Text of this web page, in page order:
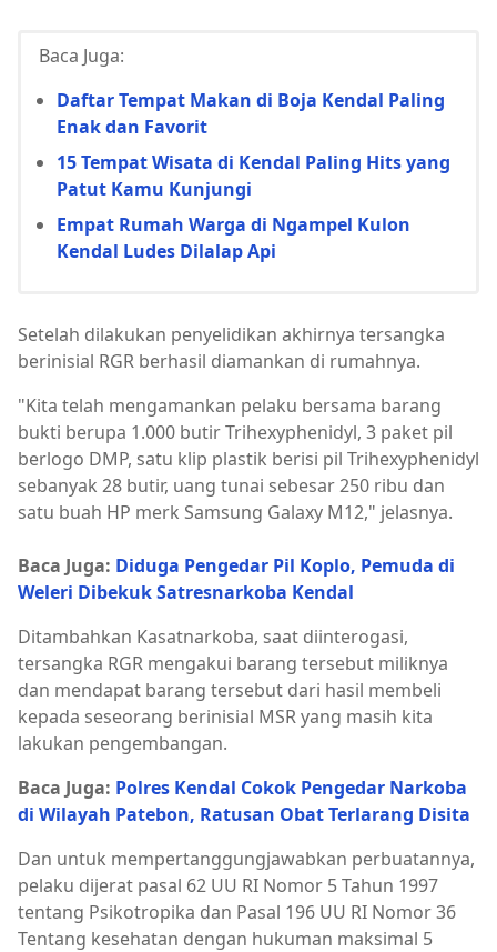
Baca Juga:
Daftar Tempat Makan di Boja Kendal Paling
Enak dan Favorit
15 Tempat Wisata di Kendal Paling Hits yang
Patut Kamu Kunjungi
Empat Rumah Warga di Ngampel Kulon
Kendal Ludes Dilalap Api
Setelah dilakukan penyelidikan akhirnya tersangka
berinisial RGR berhasil diamankan di rumahnya.
"Kita telah mengamankan pelaku bersama barang
bukti berupa 1.000 butir Trihexyphenidyl, 3 paket pil
berlogo DMP, satu klip plastik berisi pil Trihexyphenidyl
sebanyak 28 butir, uang tunai sebesar 250 ribu dan
satu buah HP merk Samsung Galaxy M12," jelasnya.
Baca Juga: Diduga Pengedar Pil Koplo, Pemuda di
Weleri Dibekuk Satresnarkoba Kendal
Ditambahkan Kasatnarkoba, saat diinterogasi,
tersangka RGR mengakui barang tersebut miliknya
dan mendapat barang tersebut dari hasil membeli
kepada seseorang berinisial MSR yang masih kita
lakukan pengembangan.
Baca Juga: Polres Kendal Cokok Pengedar Narkoba
di Wilayah Patebon, Ratusan Obat Terlarang Disita
Dan untuk mempertanggungjawabkan perbuatannya,
pelaku dijerat pasal 62 UU RI Nomor 5 Tahun 1997
tentang Psikotropika dan Pasal 196 UU RI Nomor 36
Tentang kesehatan dengan hukuman maksimal 5